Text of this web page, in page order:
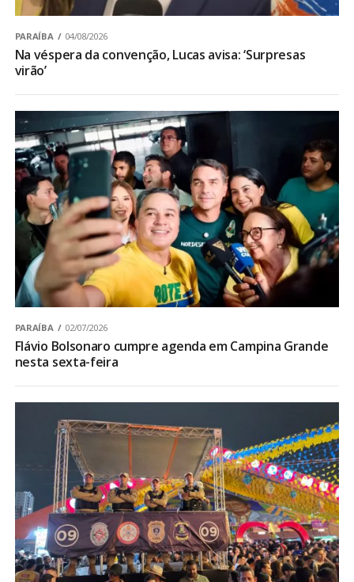
PARAÍBA 04/08/2026
Na véspera da convenção, Lucas avisa: ‘Surpresas
virão’
PARAÍBA 02/07/2026
Flávio Bolsonaro cumpre agenda em Campina Grande
nesta sexta-feira